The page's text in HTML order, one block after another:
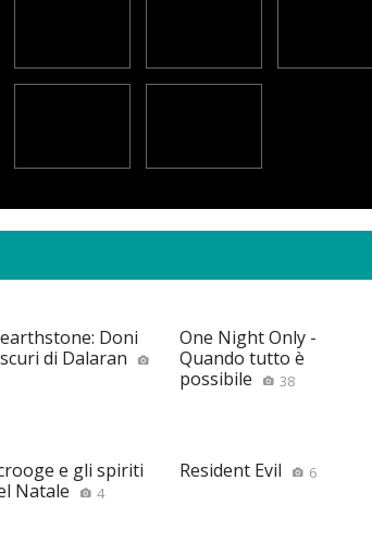
Doni
di Dalaran
One Night Only -
Quando tutto è
possibile
38
e gli spiriti
Natale
4
Resident Evil 6